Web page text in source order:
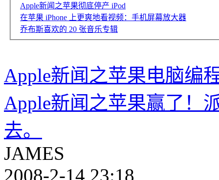
Apple新闻之苹果彻底停产 iPod
在苹果 iPhone 上更爽地看视频：手机屏幕放大器
乔布斯喜欢的 20 张音乐专辑
Apple新闻之苹果电脑编
Apple新闻之苹果赢了！
去。
JAMES
2008-2-14 23:18